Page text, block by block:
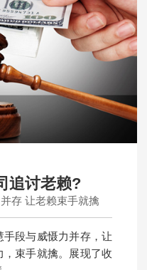
追讨老赖?
存 让老赖束手就擒
段与威慑力并存，让
束手就擒。展现了收